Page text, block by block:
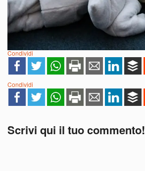
Condividi
Condividi
Scrivi qui il tuo commento!